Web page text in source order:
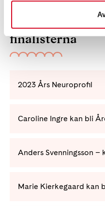
finalisterna
2023 Års Neuroprofil
Caroline Ingre kan bli
Marie Kierkegaard kan